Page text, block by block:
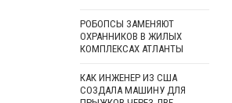
РОБОПСЫ ЗАМЕНЯЮТ
ОХРАННИКОВ В ЖИЛЫХ
КОМПЛЕКСАХ АТЛАНТЫ
КАК ИНЖЕНЕР ИЗ США
СОЗДАЛА МАШИНУ ДЛЯ